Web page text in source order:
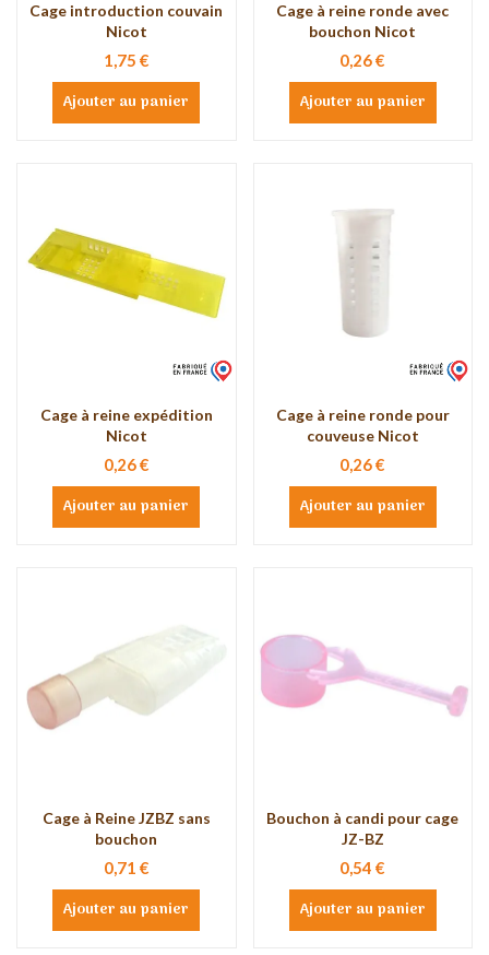
Cage introduction couvain
Nicot
1,75 €
Ajouter au panier
Cage à reine ronde avec
bouchon Nicot
0,26 €
Ajouter au panier
Cage à reine expédition
Nicot
0,26 €
Ajouter au panier
Cage à reine ronde pour
couveuse Nicot
0,26 €
Ajouter au panier
Cage à Reine JZBZ sans
bouchon
0,71 €
Ajouter au panier
Bouchon à candi pour cage
JZ-BZ
0,54 €
Ajouter au panier